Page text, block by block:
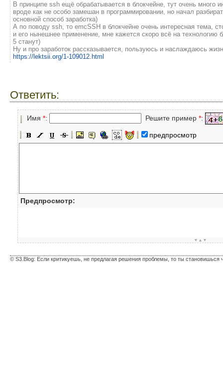
В принципе ssh ещё обрабатывается в блокчейне, тут очень много
вроде как не особо замешан в программировании, но начал
основной способ заработка)
А по поводу ssh, то emcSSH в блокчейне очень интересная тема,
и его нынешнее применение, мне кажется скоро всё на технологию
5 станут)
Ну и про заработок рассказывается, пользуюсь и наслаждаюсь
https://lektsii.org/1-109012.html
Ответить:
Имя *: Решите пример *:
предпросмотр
Предпросмотр:
▼▲▼
© S3.Blog: Если критикуешь, не предлагая решения проблемы, то ты становишься